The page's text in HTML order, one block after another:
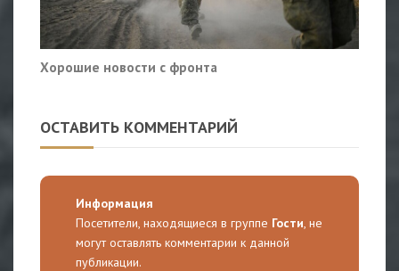
Хорошие новости с фронта
ОСТАВИТЬ КОММЕНТАРИЙ
Информация
Посетители, находящиеся в группе Гости, не
могут оставлять комментарии к данной
публикации.